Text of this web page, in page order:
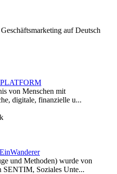
auf Deutsch
von Menschen mit
digitale, finanzielle u...
und Methoden) wurde von
SENTIM, Soziales Unte...